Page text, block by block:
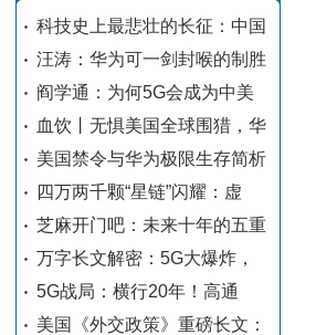
科技史上最悲壮的长征：中国
汪涛：华为可一剑封喉的制胜
阎学通：为何5G会成为中美
血饮丨无惧美国全球围猎，华
美国禁令与华为极限生存简析
四万两千颗“星链”闪耀：虚
芝麻开门吧：未来十年的五重
万字长文解密：5G大爆炸，
5G战局：横行20年！高通
美国《外交政策》重磅长文：